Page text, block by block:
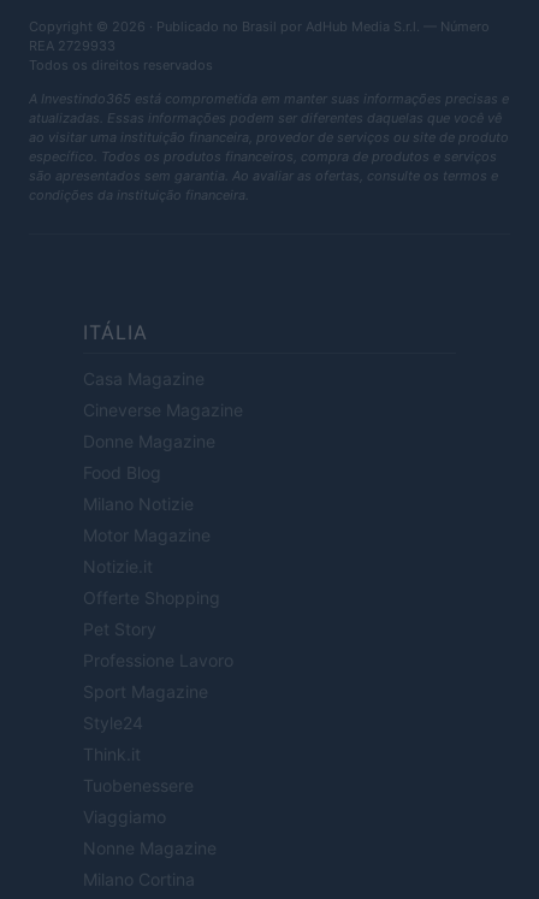
Copyright © 2026 · Publicado no Brasil por AdHub Media S.r.l. — Número
REA 2729933
Todos os direitos reservados
A Investindo365 está comprometida em manter suas informações precisas e
atualizadas. Essas informações podem ser diferentes daquelas que você vê
ao visitar uma instituição financeira, provedor de serviços ou site de produto
específico. Todos os produtos financeiros, compra de produtos e serviços
são apresentados sem garantia. Ao avaliar as ofertas, consulte os termos e
condições da instituição financeira.
ITÁLIA
Casa Magazine
Cineverse Magazine
Donne Magazine
Food Blog
Milano Notizie
Motor Magazine
Notizie.it
Offerte Shopping
Pet Story
Professione Lavoro
Sport Magazine
Style24
Think.it
Tuobenessere
Viaggiamo
Nonne Magazine
Milano Cortina